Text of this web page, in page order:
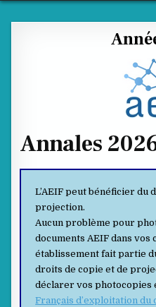
Annales
L’AEIF peut bénéficier du
projection.
Aucun problème pour
documents AEIF dans vos
établissement fait partie
droits de copie et de
déclarer vos photocopies
Français d’exploitation du